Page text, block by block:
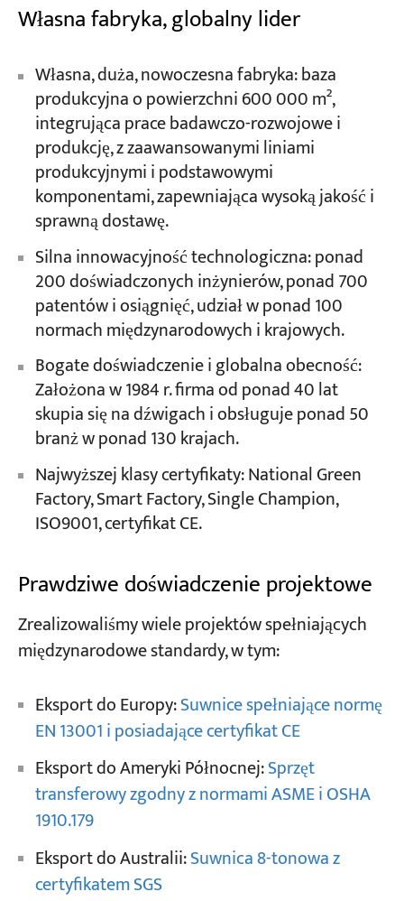
Własna fabryka, globalny lider
Własna, duża, nowoczesna fabryka: baza
produkcyjna o powierzchni 600 000 m²,
integrująca prace badawczo-rozwojowe i
produkcję, z zaawansowanymi liniami
produkcyjnymi i podstawowymi
komponentami, zapewniająca wysoką jakość i
sprawną dostawę.
Silna innowacyjność technologiczna: ponad
200 doświadczonych inżynierów, ponad 700
patentów i osiągnięć, udział w ponad 100
normach międzynarodowych i krajowych.
Bogate doświadczenie i globalna obecność:
Założona w 1984 r. firma od ponad 40 lat
skupia się na dźwigach i obsługuje ponad 50
branż w ponad 130 krajach.
Najwyższej klasy certyfikaty: National Green
Factory, Smart Factory, Single Champion,
ISO9001, certyfikat CE.
Prawdziwe doświadczenie projektowe
Zrealizowaliśmy wiele projektów spełniających
międzynarodowe standardy, w tym:
Eksport do Europy:Suwnice spełniające normę
EN 13001 i posiadające certyfikat CE
Eksport do Ameryki Północnej:Sprzęt
transferowy zgodny z normami ASME i OSHA
1910.179
Eksport do Australii:Suwnica 8-tonowa z
certyfikatem SGS